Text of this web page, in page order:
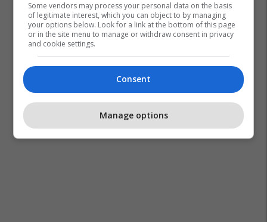
Some vendors may process your personal data on the basis
of legitimate interest, which you can object to by managing
your options below. Look for a link at the bottom of this page
or in the site menu to manage or withdraw consent in privacy
and cookie settings.
Consent
Manage options